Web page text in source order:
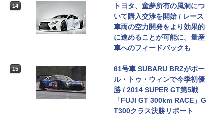
14
トヨタ、童夢所有の風洞につ
いて購入交渉を開始 / レース
車両の空力開発をより効果的
に進めることが可能に。量産
車へのフィードバックも
15
61号車 SUBARU BRZがポー
ル・トゥ・ウィンで今季初優
勝 / 2014 SUPER GT第5戦
「FUJI GT 300km RACE」G
T300クラス決勝リポート